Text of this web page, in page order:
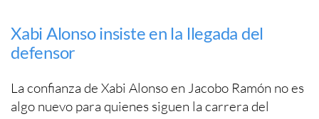
Xabi Alonso insiste en la llegada del
defensor
La confianza de Xabi Alonso en Jacobo Ramón no es
algo nuevo para quienes siguen la carrera del